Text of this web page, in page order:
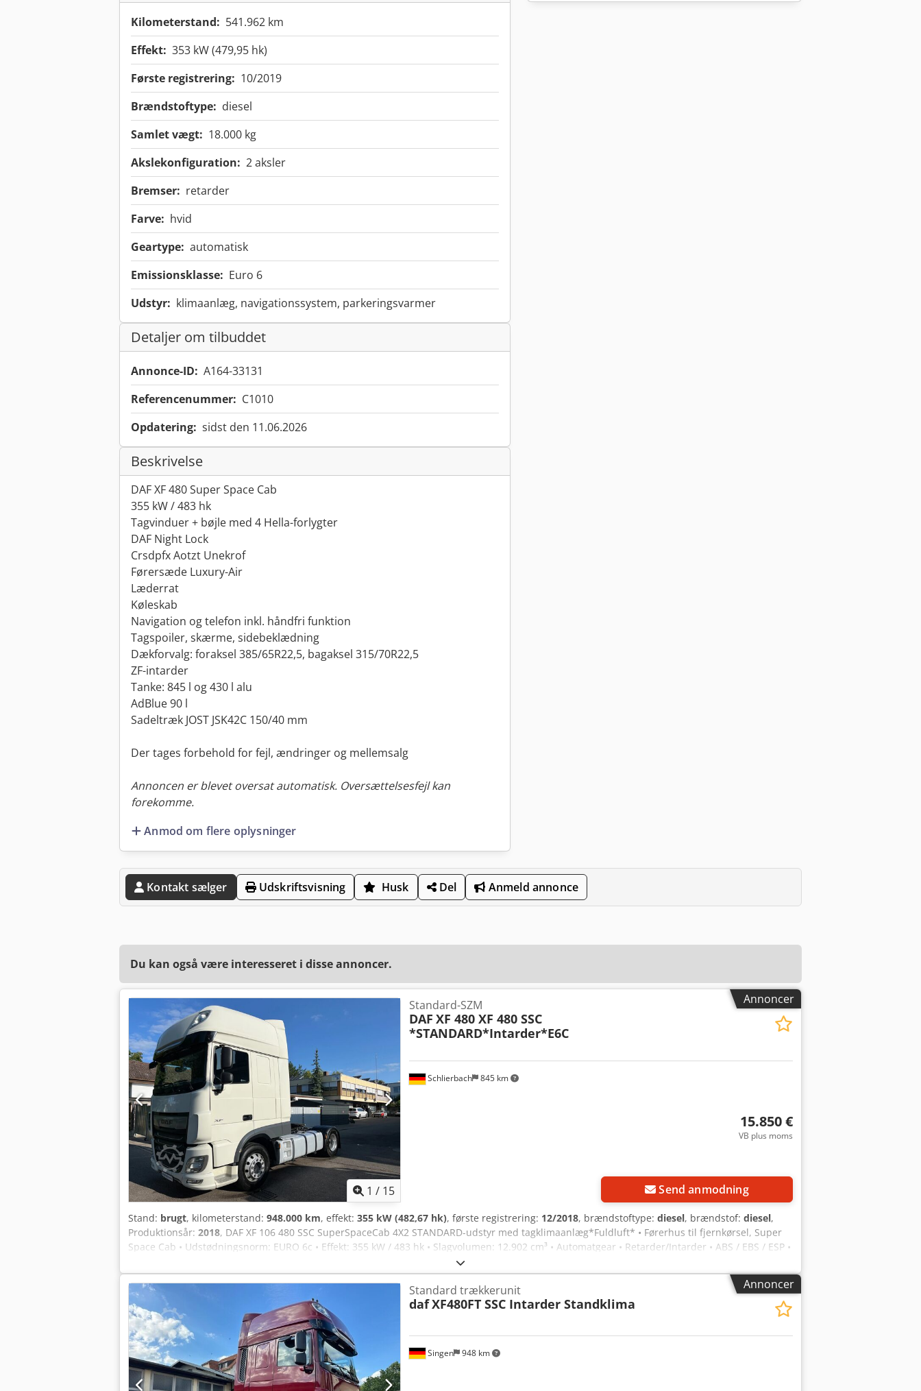
Kilometerstand: 541.962 km
Effekt: 353 kW (479,95 hk)
Første registrering: 10/2019
Brændstoftype: diesel
Samlet vægt: 18.000 kg
Akslekonfiguration: 2 aksler
Bremser: retarder
Farve: hvid
Geartype: automatisk
Emissionsklasse: Euro 6
Udstyr: klimaanlæg, navigationssystem, parkeringsvarmer
Detaljer om tilbuddet
Annonce-ID: A164-33131
Referencenummer: C1010
Opdatering: sidst den 11.06.2026
Beskrivelse
DAF XF 480 Super Space Cab
355 kW / 483 hk
Tagvinduer + bøjle med 4 Hella-forlygter
DAF Night Lock
Crsdpfx Aotzt Unekrof
Førersæde Luxury-Air
Læderrat
Køleskab
Navigation og telefon inkl. håndfri funktion
Tagspoiler, skærme, sidebeklædning
Dækforvalg: foraksel 385/65R22,5, bagaksel 315/70R22,5
ZF-intarder
Tanke: 845 l og 430 l alu
AdBlue 90 l
Sadeltræk JOST JSK42C 150/40 mm
Der tages forbehold for fejl, ændringer og mellemsalg
Annoncen er blevet oversat automatisk. Oversættelsesfejl kan
forekomme.
Anmod om flere oplysninger
Kontakt sælger Udskriftsvisning Husk Del Anmeld annonce
Du kan også være interesseret i disse annoncer.
Annoncer
1 / 15
Schlierbach 845 km
Standard-SZM
DAF XF 480 XF 480 SSC
*STANDARD*Intarder*E6C
15.850 €
VB plus moms
Send anmodning
Stand: brugt, kilometerstand: 948.000 km, effekt: 355 kW (482,67 hk), første registrering: 12/2018, brændstoftype: diesel, brændstof: diesel,
Produktionsår: 2018, DAF XF 106 480 SSC SuperSpaceCab 4X2 STANDARD-udstyr med tagklimaanlæg*Fuldluft* • Førerhus til fjernkørsel, Super
Space Cab • Udstødningsnorm: EURO 6c • Effekt: 355 kW / 483 hk • Slagvolumen: 12.902 cm³ • Automatgear • Retarder/Intarder • ABS / EBS / ESP •
Adaptiv fartpilot • Nødbremseassistent • Vognbaneassistent • Spærredifferentiale • TC / kan deaktiveres • Hjælp til kørsel på bakker • 2 x
aluminiumstank • Kabinespoiler • Solskærm • Tågeforlygter • Klimaanlæg / tagklimaanlæg • Parkeringsvarmer • El-sidespejle Codozq U Sgspfx
Akrsrf • El-ruder • Multifunktionsrat • Airbag • Centrallås • Køleskab • Navigationssystem • Radio / CD • Telefon / CB-radio • Køjeseng • Totalvægt:
18.000 kg (20.500 kg teknisk muligt) • Egenvægt: 8.461 kg • Akselafstand: 3.700 mm • Skivebremser • Affjedring foran/bagved: Luft/Luft • Dæk
foran/bagved: 315/60 R22.5 / 295/60 R22.5 • Dækmønster: 11/11/12/13/18/18 mm !!MEGET GODT!! - Syn/Miljøgodkendelse: ny! - Tysk køretøj! Fejl
og mellemsalg forbeholdes!
Annoncer
Singen 948 km
Standard trækkerunit
dafXF480FT SSC Intarder Standklima